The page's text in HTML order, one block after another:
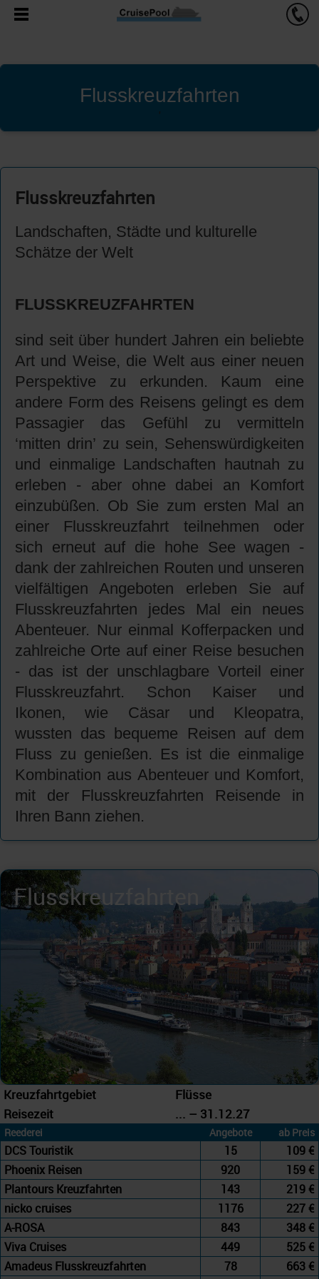
Flusskreuzfahrten
'
Flusskreuzfahrten
Landschaften, Städte und kulturelle
Schätze der Welt
FLUSSKREUZFAHRTEN
sind seit über hundert Jahren ein beliebte
Art und Weise, die Welt aus einer neuen
Perspektive zu erkunden. Kaum eine
andere Form des Reisens gelingt es dem
Passagier das Gefühl zu vermitteln
‘mitten drin’ zu sein, Sehenswürdigkeiten
und einmalige Landschaften hautnah zu
erleben - aber ohne dabei an Komfort
einzubüßen. Ob Sie zum ersten Mal an
einer Flusskreuzfahrt teilnehmen oder
sich erneut auf die hohe See wagen -
dank der zahlreichen Routen und unseren
vielfältigen Angeboten erleben Sie auf
Flusskreuzfahrten jedes Mal ein neues
Abenteuer. Nur einmal Kofferpacken und
zahlreiche Orte auf einer Reise besuchen
- das ist der unschlagbare Vorteil einer
Flusskreuzfahrt. Schon Kaiser und
Ikonen, wie Cäsar und Kleopatra,
wussten das bequeme Reisen auf dem
Fluss zu genießen. Es ist die einmalige
Kombination aus Abenteuer und Komfort,
mit der Flusskreuzfahrten Reisende in
Ihren Bann ziehen.
Flusskreuzfahrten
Kreuzfahrtgebiet
Flüsse
Reisezeit
... – 31.12.27
Reederei Angebote ab Preis
DCS Touristik 15
109 €
Phoenix Reisen
920
159 €
Plantours Kreuzfahrten
143
219 €
nicko cruises
1176
227 €
A-ROSA
843
348 €
Viva Cruises
449
525 €
Amadeus Flusskreuzfahrten
78
663 €